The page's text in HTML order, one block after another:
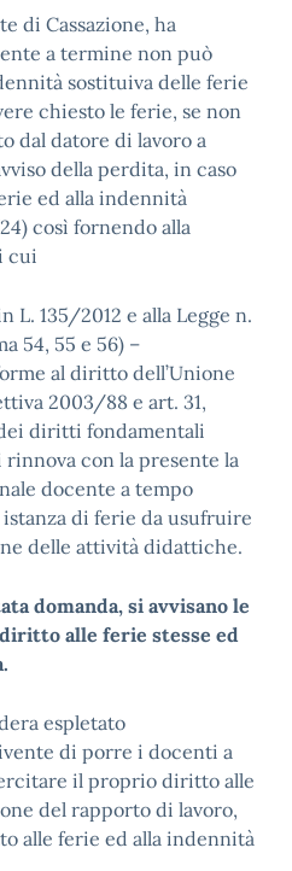
di Cassazione, ha
a termine non può
sostituiva delle ferie
chiesto le ferie, se non
dal datore di lavoro a
della perdita, in caso
ed alla indennità
così fornendo alla
cui
L. 135/2012 e alla Legge n.
54, 55 e 56) –
al diritto dell’Unione
2003/88 e art. 31,
diritti fondamentali
rinnova con la presente la
docente a tempo
di ferie da usufruire
delle attività didattiche.
domanda, si avvisano le
alle ferie stesse ed
espletato
di porre i docenti a
il proprio diritto alle
del rapporto di lavoro,
alle ferie ed alla indennità